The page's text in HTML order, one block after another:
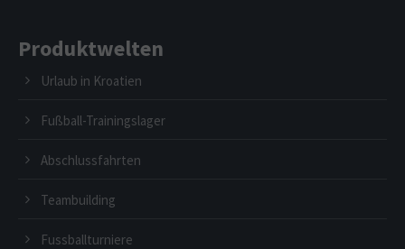
Produktwelten
Urlaub in Kroatien
Fußball-Trainingslager
Abschlussfahrten
Teambuilding
Fussballturniere